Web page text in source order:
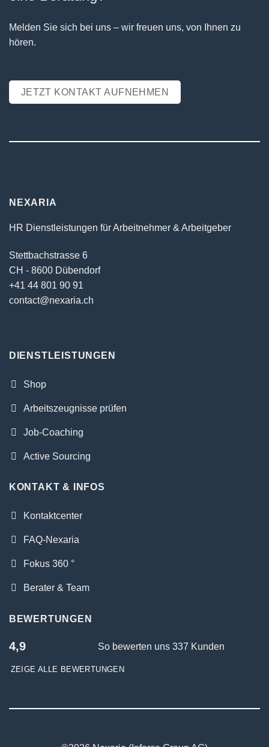
Melden Sie sich bei uns – wir freuen uns, von Ihnen zu
hören.
JETZT KONTAKT AUFNEHMEN
NEXARIA
HR Dienstleistungen für Arbeitnehmer & Arbeitgeber
Stettbachstrasse 6
CH - 8600 Dübendorf
+41 44 801 90 91
contact@nexaria.ch
DIENSTLEISTUNGEN
Shop
Arbeitszeugnisse prüfen
Job-Coaching
Active Sourcing
KONTAKT & INFOS
Kontaktcenter
FAQ-Nexaria
Fokus 360 °
Berater & Team
BEWERTUNGEN
4,9 So bewerten uns 337 Kunden
ZEIGE ALLE BEWERTUNGEN